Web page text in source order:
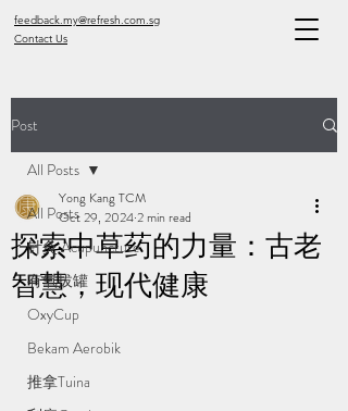
feedback.my@refresh.com.sg
Contact Us
Post
All Posts
针灸 Acupuncture
有氧拔罐
OxyCup
Bekam Aerobik
推拿Tuina
All Posts
探索中草药的力量：古老
智慧，现代健康
Yong Kang TCM
Oct 29, 20242 min read